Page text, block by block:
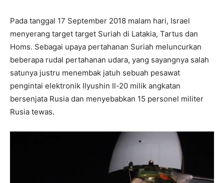
Pada tanggal 17 September 2018 malam hari, Israel
menyerang target target Suriah di Latakia, Tartus dan
Homs. Sebagai upaya pertahanan Suriah meluncurkan
beberapa rudal pertahanan udara, yang sayangnya salah
satunya justru menembak jatuh sebuah pesawat
pengintai elektronik Ilyushin Il-20 milik angkatan
bersenjata Rusia dan menyebabkan 15 personel militer
Rusia tewas.